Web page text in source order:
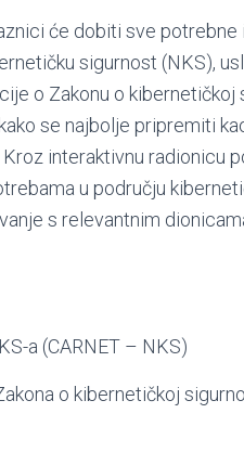
će dobiti sve
sigurnost (NKS),
o Zakonu o
se najbolje pripremiti
interaktivnu radionicu
u području
s relevantnim
a (CARNET – NKS)
o kibernetičkoj